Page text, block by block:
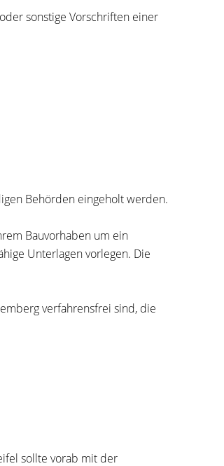
sonstige Vorschriften einer
Behörden eingeholt werden.
Bauvorhaben um ein
Unterlagen vorlegen. Die
verfahrensfrei sind, die
sollte vorab mit der